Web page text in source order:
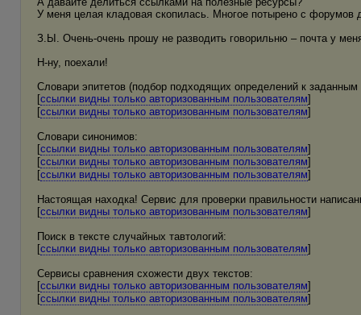
У меня целая кладовая скопилась. Многое потырено с форумов
З.Ы. Очень-очень прошу не разводить говорильню – почта у
Н-ну, поехали!
Словари эпитетов (подбор подходящих определений к
[ссылки видны только авторизованным пользователям]
[ссылки видны только авторизованным пользователям]
Словари синонимов:
[ссылки видны только авторизованным пользователям]
[ссылки видны только авторизованным пользователям]
[ссылки видны только авторизованным пользователям]
Настоящая находка! Сервис для проверки правильности
[ссылки видны только авторизованным пользователям]
Поиск в тексте случайных тавтологий:
[ссылки видны только авторизованным пользователям]
Сервисы сравнения схожести двух текстов:
[ссылки видны только авторизованным пользователям]
[ссылки видны только авторизованным пользователям]